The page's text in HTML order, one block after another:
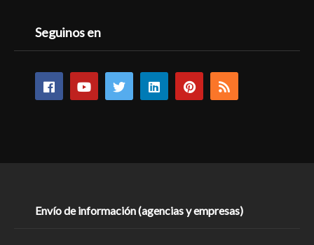
Seguinos en
Envío de información (agencias y empresas)